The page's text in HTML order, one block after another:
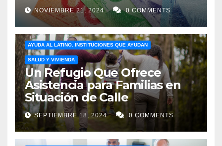
NOVIEMBRE 21, 2024 0 COMMENTS
AYUDA AL LATINO. INSTITUCIONES QUE AYUDAN
SALUD Y VIVIENDA
Un Refugio Que Ofrece
Asistencia para Familias en
Situación de Calle
SEPTIEMBRE 18, 2024 0 COMMENTS